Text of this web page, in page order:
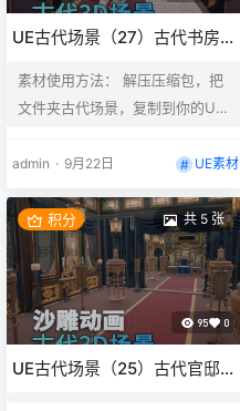
UE古代场景（27）古代书房多
渲二风格
素材使用方法： 解压压缩包，把
文件夹古代场景，复制到你的UE
改名称。不能修改名称。不能修改
称和层级打开关卡序列不能识别素
材。 UE素材支持UE5.4及以上，
UE5.4以下识别不了
admin · 9月22日 UE素材
共 5 张
积分
95 0
UE古代场景（25）古代官邸官